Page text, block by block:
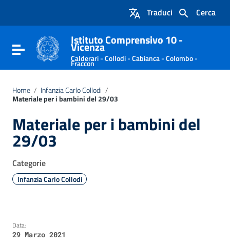
Vai al footer
Cerca
Traduci
Attiva / disattiva la navigazione
Istituto Comprensivo 10 -
Vicenza
Calderari - Collodi - Cabianca - Colombo -
Fraccon
Home / Infanzia Carlo Collodi /
Materiale per i bambini del 29/03
Materiale per i bambini del
29/03
Categorie
Infanzia Carlo Collodi
Data:
29 Marzo 2021